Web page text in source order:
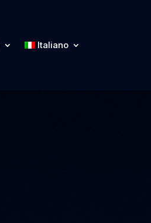
Italiano